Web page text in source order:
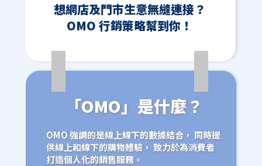
想網店及門市生意無縫連接？
OMO 行銷策略幫到你！
「OMO」是什麼？
OMO 強調的是線上線下的數據結合， 同時提
供線上和線下的購物體驗， 致力於為消費者
打造個人化的銷售服務。